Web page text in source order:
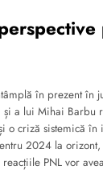
în prezent în
și a lui Mihai Barbu
o criză sistemică
2024 la
PNL vor